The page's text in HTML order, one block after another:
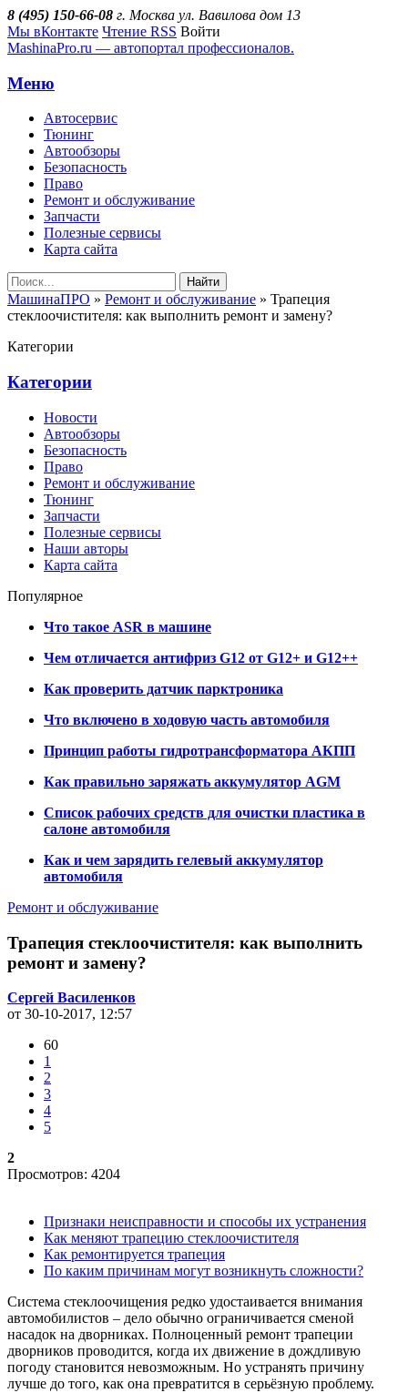
8 (495) 150-66-08 г. Москва ул. Вавилова дом 13
Мы вКонтакте Чтение RSS Войти
MashinaPro.ru — автопортал профессионалов.
Меню
Автосервис
Тюнинг
Автообзоры
Безопасность
Право
Ремонт и обслуживание
Запчасти
Полезные сервисы
Карта сайта
Найти
МашинаПРО » Ремонт и обслуживание » Трапеция
стеклоочистителя: как выполнить ремонт и замену?
Категории
Категории
Новости
Автообзоры
Безопасность
Право
Ремонт и обслуживание
Тюнинг
Запчасти
Полезные сервисы
Наши авторы
Карта сайта
Популярное
Что такое ASR в машине
Чем отличается антифриз G12 от G12+ и G12++
Как проверить датчик парктроника
Что включено в ходовую часть автомобиля
Принцип работы гидротрансформатора АКПП
Как правильно заряжать аккумулятор AGM
Список рабочих средств для очистки пластика в
салоне автомобиля
Как и чем зарядить гелевый аккумулятор
автомобиля
Ремонт и обслуживание
Трапеция стеклоочистителя: как выполнить
ремонт и замену?
Сергей Василенков
от 30-10-2017, 12:57
60
1
2
3
4
5
2
Просмотров: 4204
Признаки неисправности и способы их устранения
Как меняют трапецию стеклоочистителя
Как ремонтируется трапеция
По каким причинам могут возникнуть сложности?
Система стеклоочищения редко удостаивается внимания
автомобилистов – дело обычно ограничивается сменой
насадок на дворниках. Полноценный ремонт трапеции
дворников проводится, когда их движение в дождливую
погоду становится невозможным. Но устранять причину
лучше до того, как она превратится в серьёзную проблему.